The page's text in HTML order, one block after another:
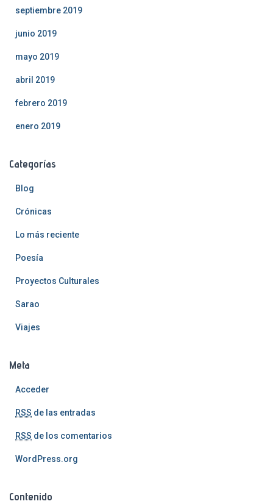
septiembre 2019
junio 2019
mayo 2019
abril 2019
febrero 2019
enero 2019
Categorías
Blog
Crónicas
Lo más reciente
Poesía
Proyectos Culturales
Sarao
Viajes
Meta
Acceder
RSS de las entradas
RSS de los comentarios
WordPress.org
Contenido